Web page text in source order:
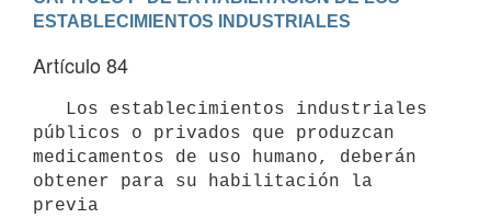
ESTABLECIMIENTOS INDUSTRIALES
Artículo 84
públicos o privados que produzcan
medicamentos de uso humano, deberán
obtener para su habilitación la
previa